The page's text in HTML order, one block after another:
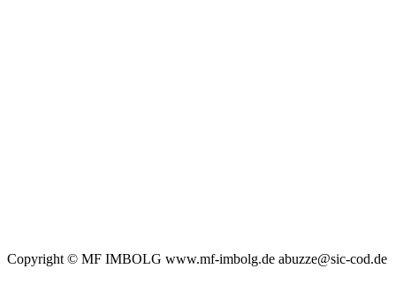
Copyright © MF IMBOLG www.mf-imbolg.de abuzze@sic-cod.de